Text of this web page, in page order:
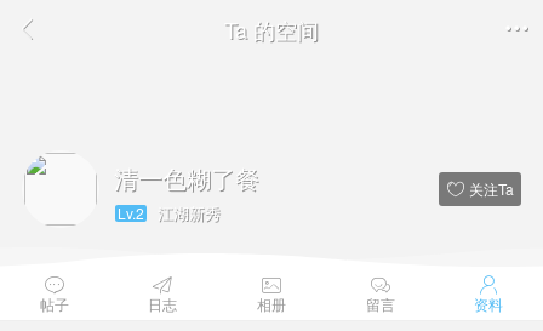
 Ta 的空间 
 关注Ta
清一色糊了餐
Lv.2 江湖新秀

帖子

日志

相册

留言

资料